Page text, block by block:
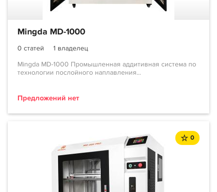
Mingda MD-1000
0 статей
1 владелец
Mingda MD-1000 Промышленная аддитивная система по
технологии послойного наплавления...
Предложений нет
0